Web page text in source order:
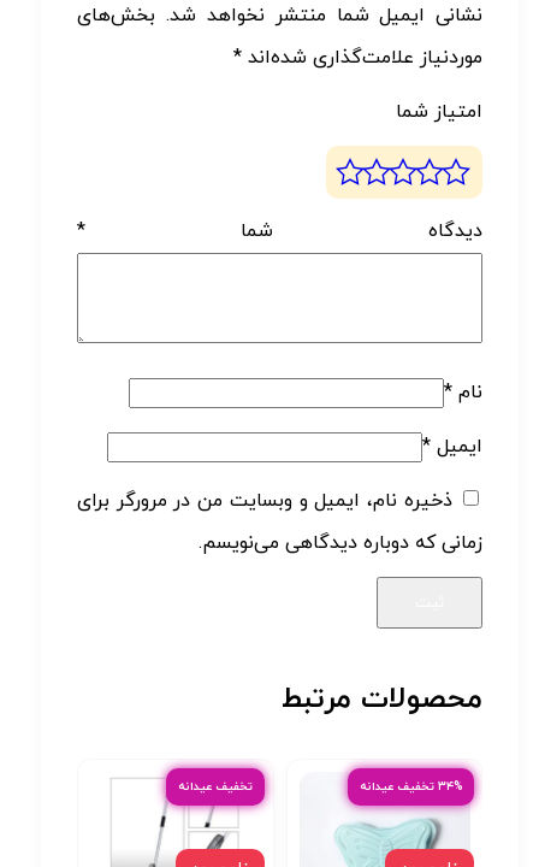
نشانی ایمیل شما منتشر نخواهد شد. بخش‌های
موردنیاز علامت‌گذاری شده‌اند *
امتیاز شما
دیدگاه شما*
نام *
ایمیل *
ذخیره نام، ایمیل و وبسایت من در مرورگر برای
زمانی که دوباره دیدگاهی می‌نویسم.
محصولات مرتبط
۳۴% تخفیف عیدانه تخفیف عیدانه